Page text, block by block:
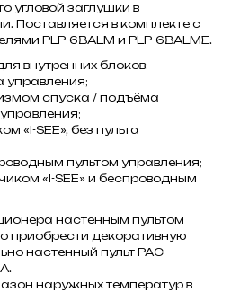
угловой заглушки в
Поставляется в комплекте с
PLP-6BALM и PLP-6BALME.
внутренних блоков:
управления;
спуска / подъёма
«I-SEE», без пульта
пультом управления;
«I-SEE» и беспроводным
настенным пультом
приобрести декоративную
настенный пульт PAC-
наружных температур в